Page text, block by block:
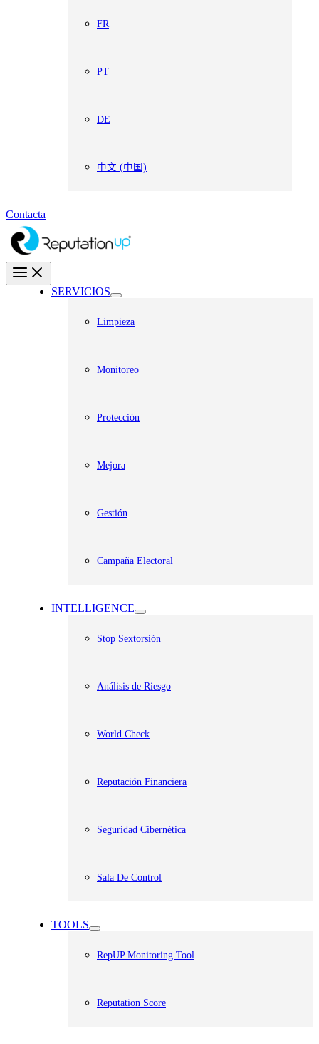
FR
PT
DE
中文 (中国)
Contacta
SERVICIOS
Limpieza
Monitoreo
Protección
Mejora
Gestión
Campaña Electoral
INTELLIGENCE
Stop Sextorsión
Análisis de Riesgo
World Check
Reputación Financiera
Seguridad Cibernética
Sala De Control
TOOLS
RepUP Monitoring Tool
Reputation Score